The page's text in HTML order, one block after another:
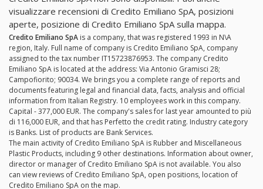
visualizzare recensioni di Credito Emiliano SpA, posizioni
aperte, posizione di Credito Emiliano SpA sulla mappa.
Credito Emiliano SpA is a company, that was registered 1993 in N\A
region, Italy. Full name of company is Credito Emiliano SpA, company
assigned to the tax number IT15723876953. The company Credito
Emiliano SpA is located at the address: Via Antonio Gramisci 28;
Campofiorito; 90034. We brings you a complete range of reports and
documents featuring legal and financial data, facts, analysis and official
information from Italian Registry. 10 employees work in this company.
Capital - 377,000 EUR. The company's sales for last year amounted to più
di 116,000 EUR, and that has Perfetto the credit rating. Industry category
is Banks. List of products are Bank Services.
The main activity of Credito Emiliano SpA is Rubber and Miscellaneous
Plastic Products, including 9 other destinations. Information about owner,
director or manager of Credito Emiliano SpA is not available. You also
can view reviews of Credito Emiliano SpA, open positions, location of
Credito Emiliano SpA on the map.